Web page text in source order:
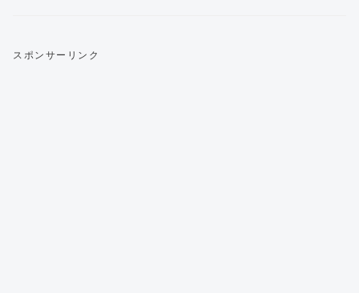
スポンサーリンク